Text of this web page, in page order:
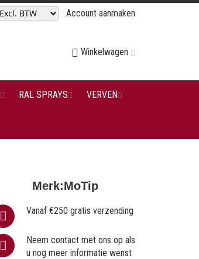
Account aanmaken
Winkelwagen
RAL SPRAYS VERVEN
Merk:MoTip
Vanaf €250 gratis verzending
Neem contact met ons op als
u nog meer informatie wenst